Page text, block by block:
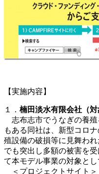
【実施内容】
１． 楠田淡水有限会社（対
志布志市でうなぎの養殖
もある同社は、新型コロ
殖設備の破損等に見舞わ
でも突出し多額の被害を
て本モデル事業の対象と
＜プロジェクトサイト＞